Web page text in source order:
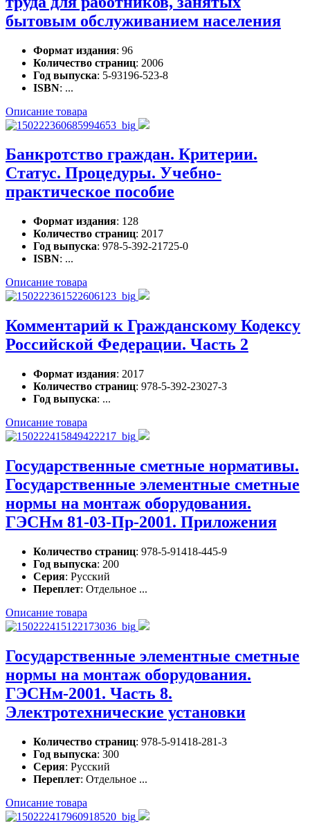
бытовым обслуживанием населения
Формат издания: 96
Количество страниц: 2006
Год выпуска: 5-93196-523-8
ISBN: ...
Описание товара
Банкротство граждан. Критерии.
Статус. Процедуры. Учебно-
практическое пособие
Формат издания: 128
Количество страниц: 2017
Год выпуска: 978-5-392-21725-0
ISBN: ...
Описание товара
Комментарий к Гражданскому Кодексу
Российской Федерации. Часть 2
Формат издания: 2017
Количество страниц: 978-5-392-23027-3
Год выпуска: ...
Описание товара
Государственные сметные нормативы.
Государственные элементные сметные
нормы на монтаж оборудования.
ГЭСНм 81-03-Пр-2001. Приложения
Количество страниц: 978-5-91418-445-9
Год выпуска: 200
Серия: Русский
Переплет: Отдельное ...
Описание товара
Государственные элементные сметные
нормы на монтаж оборудования.
ГЭСНм-2001. Часть 8.
Электротехнические установки
Количество страниц: 978-5-91418-281-3
Год выпуска: 300
Серия: Русский
Переплет: Отдельное ...
Описание товара